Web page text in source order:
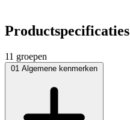
Productspecificaties
11 groepen
01 Algemene kenmerken